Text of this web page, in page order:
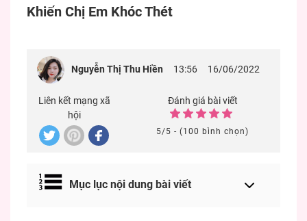
Khiến Chị Em Khóc Thét
Nguyễn Thị Thu Hiền 13:56 16/06/2022
Liên kết mạng xã
hội
Đánh giá bài viết
5/5 - (100 bình chọn)
Mục lục nội dung bài viết